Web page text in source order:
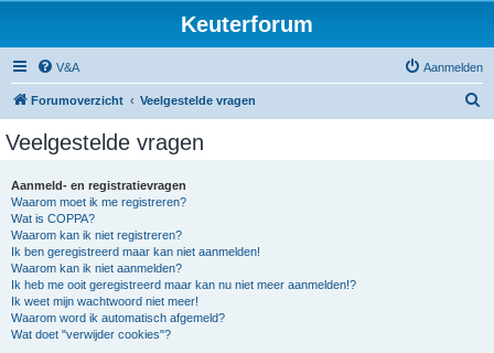
Keuterforum
V&A Aanmelden
Forumoverzicht Veelgestelde vragen
Veelgestelde vragen
Aanmeld- en registratievragen
Waarom moet ik me registreren?
Wat is COPPA?
Waarom kan ik niet registreren?
Ik ben geregistreerd maar kan niet aanmelden!
Waarom kan ik niet aanmelden?
Ik heb me ooit geregistreerd maar kan nu niet meer aanmelden!?
Ik weet mijn wachtwoord niet meer!
Waarom word ik automatisch afgemeld?
Wat doet "verwijder cookies"?